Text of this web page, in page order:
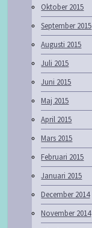
Oktober 2015
September 2015
Augusti 2015
Juli 2015
Juni 2015
Maj 2015
April 2015
Mars 2015
Februari 2015
Januari 2015
December 2014
November 2014